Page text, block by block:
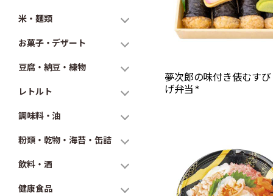
米・麺類
お菓子・デザート
豆腐・納豆・練物
レトルト
調味料・油
粉類・乾物・海苔・缶詰
飲料・酒
健康食品
夢次郎の味付き俵むす
げ弁当 *